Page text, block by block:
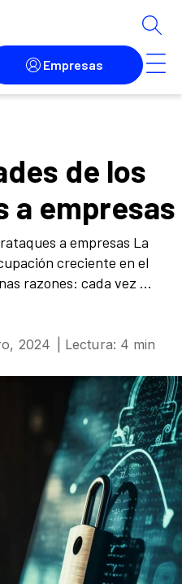
de los
a empresas
a empresas La
creciente en el
razones: cada vez ...
2024 | Lectura: 4 min